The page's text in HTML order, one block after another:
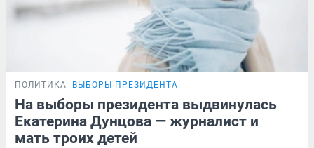
ПОЛИТИКА ВЫБОРЫ ПРЕЗИДЕНТА
На выборы президента выдвинулась
Екатерина Дунцова — журналист и
мать троих детей